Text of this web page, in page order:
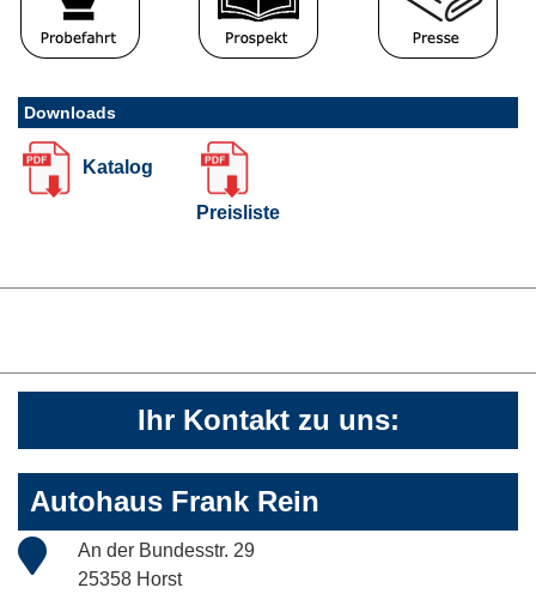
Downloads
Katalog
Preisliste
Ihr Kontakt zu uns:
Autohaus Frank Rein
An der Bundesstr. 29
25358 Horst